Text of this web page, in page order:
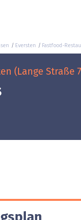
Eversten Fastfood-
(Lange Straße